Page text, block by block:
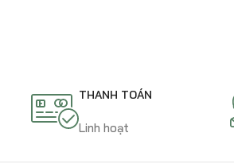
THANH TOÁN
Linh hoạt